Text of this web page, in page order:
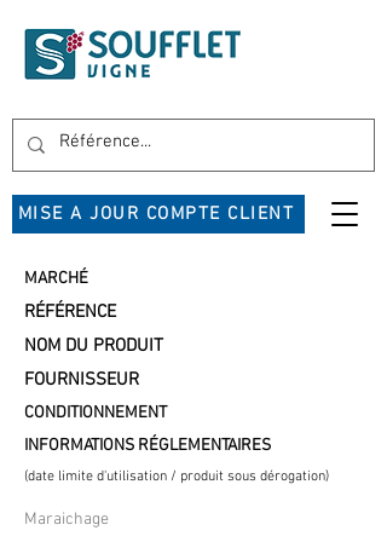
MISE A JOUR COMPTE CLIENT
MARCHÉ
RÉFÉRENCE
NOM DU PRODUIT
FOURNISSEUR
CONDITIONNEMENT
INFORMATIONS RÉGLEMENTAIRES
(date limite d'utilisation / produit sous dérogation)
Maraichage